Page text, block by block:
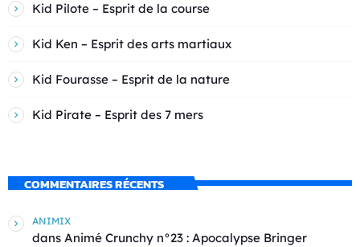
Kid Pilote – Esprit de la course
Kid Ken – Esprit des arts martiaux
Kid Fourasse – Esprit de la nature
Kid Pirate – Esprit des 7 mers
COMMENTAIRES RÉCENTS
ANIMIX
dans Animé Crunchy n°23 : Apocalypse Bringer